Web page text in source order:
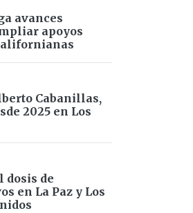
avances
apoyos
Cabanillas,
2025 en Los
dosis de
en La Paz y Los